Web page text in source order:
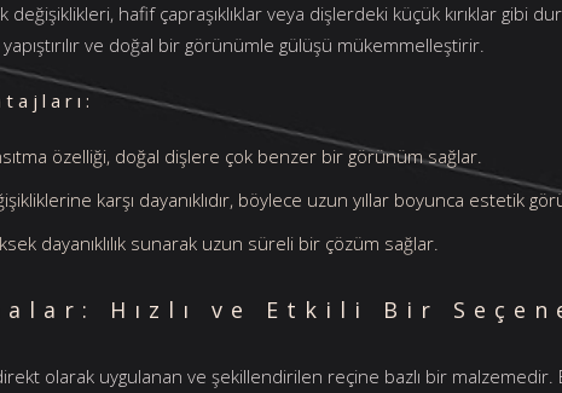
hafif çapraşıklıklar veya dişlerdeki küçük kırıklar gibi
ve doğal bir görünümle gülüşü mükemmelleştirir.
özelliği, doğal dişlere çok benzer bir görünüm sağlar.
karşı dayanıklıdır, böylece uzun yıllar boyunca estetik
dayanıklılık sunarak uzun süreli bir çözüm sağlar.
Hızlı ve Etkili Bir
olarak uygulanan ve şekillendirilen reçine bazlı bir malzemedir.